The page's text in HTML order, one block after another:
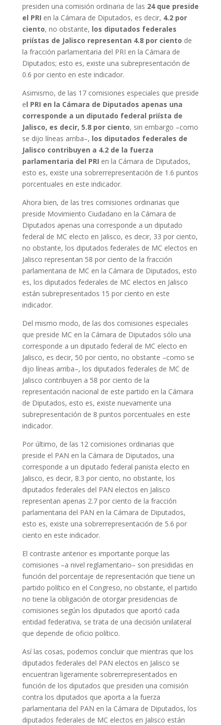
presiden una comisión ordinaria de las 24 que preside
el PRI en la Cámara de Diputados, es decir, 4.2 por
ciento, no obstante, los diputados federales
priístas de Jalisco representan 4.8 por ciento de
la fracción parlamentaria del PRI en la Cámara de
Diputados; esto es, existe una subrepresentación de
0.6 por ciento en este indicador.
Asimismo, de las 17 comisiones especiales que preside
el PRI en la Cámara de Diputados apenas una
corresponde a un diputado federal priísta de
Jalisco, es decir, 5.8 por ciento, sin embargo –como
se dijo líneas arriba–, los diputados federales de
Jalisco contribuyen a 4.2 de la fuerza
parlamentaria del PRI en la Cámara de Diputados,
esto es, existe una sobrerrepresentación de 1.6 puntos
porcentuales en este indicador.
Ahora bien, de las tres comisiones ordinarias que
preside Movimiento Ciudadano en la Cámara de
Diputados apenas una corresponde a un diputado
federal de MC electo en Jalisco, es decir, 33 por ciento,
no obstante, los diputados federales de MC electos en
Jalisco representan 58 por ciento de la fracción
parlamentaria de MC en la Cámara de Diputados, esto
es, los diputados federales de MC electos en Jalisco
están subrepresentados 15 por ciento en este
indicador.
Del mismo modo, de las dos comisiones especiales
que preside MC en la Cámara de Diputados sólo una
corresponde a un diputado federal de MC electo en
Jalisco, es decir, 50 por ciento, no obstante –como se
dijo líneas arriba–, los diputados federales de MC de
Jalisco contribuyen a 58 por ciento de la
representación nacional de este partido en la Cámara
de Diputados, esto es, existe nuevamente una
subrepresentación de 8 puntos porcentuales en este
indicador.
Por último, de las 12 comisiones ordinarias que
preside el PAN en la Cámara de Diputados, una
corresponde a un diputado federal panista electo en
Jalisco, es decir, 8.3 por ciento, no obstante, los
diputados federales del PAN electos en Jalisco
representan apenas 2.7 por ciento de la fracción
parlamentaria del PAN en la Cámara de Diputados,
esto es, existe una sobrerrepresentación de 5.6 por
ciento en este indicador.
El contraste anterior es importante porque las
comisiones –a nivel reglamentario– son presididas en
función del porcentaje de representación que tiene un
partido político en el Congreso, no obstante, el partido
no tiene la obligación de otorgar presidencias de
comisiones según los diputados que aportó cada
entidad federativa, se trata de una decisión unilateral
que depende de oficio político.
Así las cosas, podemos concluir que mientras que los
diputados federales del PAN electos en Jalisco se
encuentran ligeramente sobrerrepresentados en
función de los diputados que presiden una comisión
contra los diputados que aporta a la fuerza
parlamentaria del PAN en la Cámara de Diputados, los
diputados federales de MC electos en Jalisco están